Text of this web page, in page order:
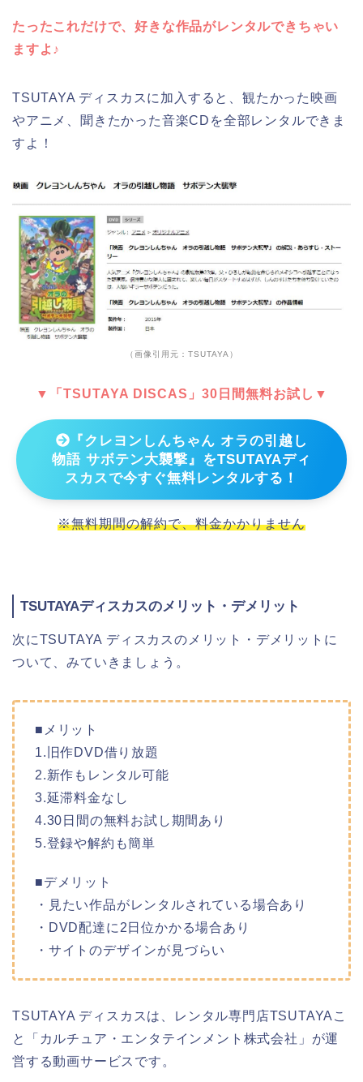
たったこれだけで、好きな作品がレンタルできちゃい
ますよ♪
TSUTAYA ディスカスに加入すると、観たかった映画
やアニメ、聞きたかった音楽CDを全部レンタルできま
すよ！
（画像引用元：TSUTAYA）
▼「TSUTAYA DISCAS」30日間無料お試し▼
『クレヨンしんちゃん オラの引越し
物語 サボテン大襲撃』をTSUTAYAディ
スカスで今すぐ無料レンタルする！
※無料期間の解約で、料金かかりません
TSUTAYAディスカスのメリット・デメリット
次にTSUTAYA ディスカスのメリット・デメリットに
ついて、みていきましょう。
■メリット
1.旧作DVD借り放題
2.新作もレンタル可能
3.延滞料金なし
4.30日間の無料お試し期間あり
5.登録や解約も簡単
■デメリット
・見たい作品がレンタルされている場合あり
・DVD配達に2日位かかる場合あり
・サイトのデザインが見づらい
TSUTAYA ディスカスは、レンタル専門店TSUTAYAこ
と「カルチュア・エンタテインメント株式会社」が運
営する動画サービスです。